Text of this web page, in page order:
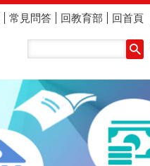
常見問答 回教育部 回首頁